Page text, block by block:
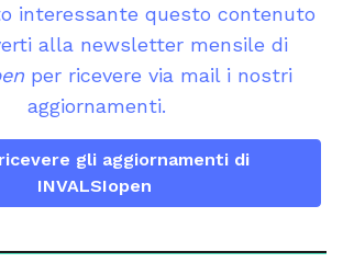
interessante questo contenuto
alla newsletter mensile di
per ricevere via mail i nostri
aggiornamenti.
gli aggiornamenti di
INVALSIopen